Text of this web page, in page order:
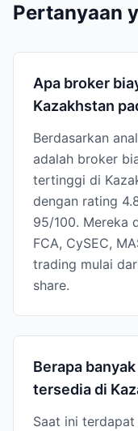
Pertanyaan
Apa broker
Kazakhstan
Berdasarkan
adalah broker
tertinggi di
dengan rating
95/100. Mereka
FCA, CySEC,
trading mulai
share.
Berapa
tersedia di
Saat ini